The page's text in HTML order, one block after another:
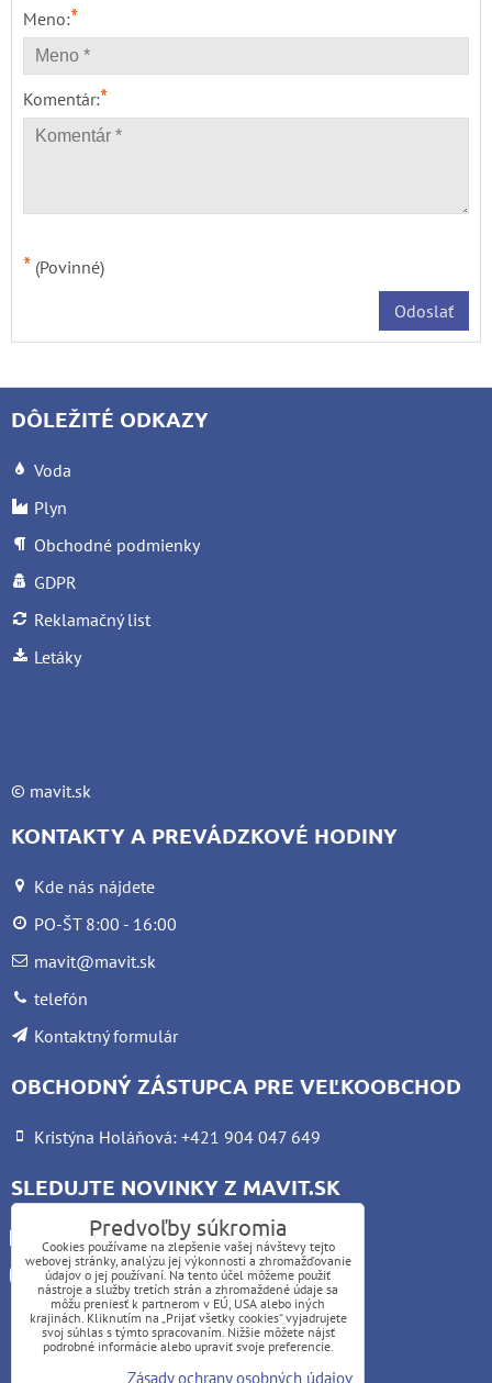
Meno:*
Komentár:*
* (Povinné)
Odoslať
DÔLEŽITÉ ODKAZY
Voda
Plyn
Obchodné podmienky
GDPR
Reklamačný list
Letáky
© mavit.sk
KONTAKTY A PREVÁDZKOVÉ HODINY
Kde nás nájdete
PO-ŠT 8:00 - 16:00
mavit@mavit.sk
telefón
Kontaktný formulár
OBCHODNÝ ZÁSTUPCA PRE VEĽKOOBCHOD
Kristýna Holáňová: +421 904 047 649
SLEDUJTE NOVINKY Z MAVIT.SK
Facebook
Instagram
UPOZORNENIE:
Platba kartou nie je možná
Predvoľby súkromia
Cookies používame na zlepšenie vašej návštevy tejto
webovej stránky, analýzu jej výkonnosti a zhromažďovanie
údajov o jej používaní. Na tento účel môžeme použiť
nástroje a služby tretích strán a zhromaždené údaje sa
môžu preniesť k partnerom v EÚ, USA alebo iných
krajinách. Kliknutím na „Prijať všetky cookies“ vyjadrujete
svoj súhlas s týmto spracovaním. Nižšie môžete nájsť
podrobné informácie alebo upraviť svoje preferencie.
Zásady ochrany osobných údajov